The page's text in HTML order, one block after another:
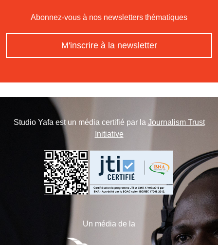
Abonnez-vous à nos newsletters thématiques
M'inscrire à la newsletter
Studio Yafa est un média certifié par la Journalism Trust
Initiative
Un média de la